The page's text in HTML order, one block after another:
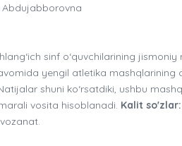
Abdujabborovna
sinf o‘quvchilarining jismoniy
yengil atletika mashqlarining
shuni ko‘rsatdiki, ushbu
vosita hisoblanadi. Kalit so'zlar: